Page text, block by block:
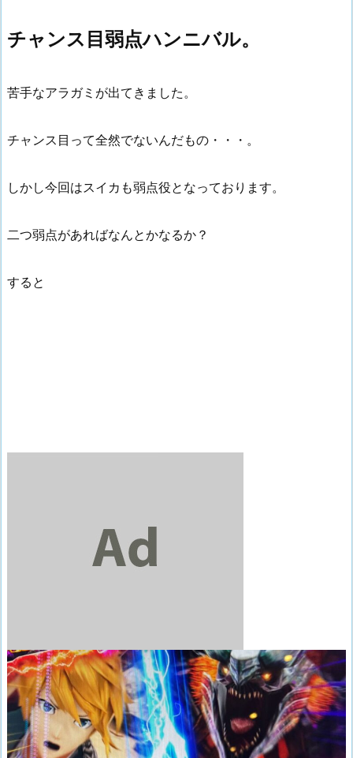
チャンス目弱点ハンニバル。
苦手なアラガミが出てきました。
チャンス目って全然でないんだもの・・・。
しかし今回はスイカも弱点役となっております。
二つ弱点があればなんとかなるか？
すると